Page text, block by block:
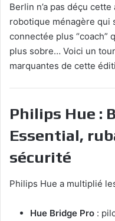
Berlin n’a pas déçu
robotique ménagère qui
connectée plus “coach”
plus sobre… Voici un
marquantes de cette
Philips Hue :
Essential,
sécurité
Philips Hue a multiplié
Hue Bridge Pro :